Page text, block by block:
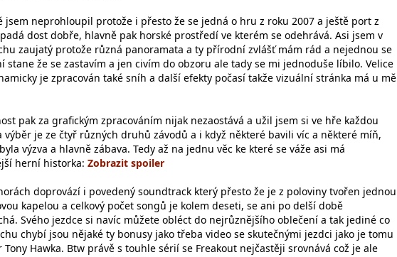
jsem neprohloupil protože i přesto že se jedná o hru z roku 2007 a ještě port z
dost dobře, hlavně pak horské prostředí ve kterém se odehrává. Asi jsem v
zaujatý protože různá panoramata a ty přírodní zvlášť mám rád a nejednou se
stane že se zastavím a jen civím do obzoru ale tady se mi jednoduše líbilo. Velice
je zpracován také sníh a další efekty počasí takže vizuální stránka má u mě
pak za grafickým zpracováním nijak nezaostává a užil jsem si ve hře každou
výběr je ze čtyř různých druhů závodů a i když některé bavili víc a některé míň,
výzva a hlavně zábava. Tedy až na jednu věc ke které se váže asi má
herní historka:
doprovází i povedený soundtrack který přesto že je z poloviny tvořen jednou
kapelou a celkový počet songů je kolem deseti, se ani po delší době
Svého jezdce si navíc můžete obléct do nejrůznějšího oblečení a tak jediné co
chybí jsou nějaké ty bonusy jako třeba video se skutečnými jezdci jako je tomu
Hawka. Btw právě s touhle sérií se Freakout nejčastěji srovnává což je ale